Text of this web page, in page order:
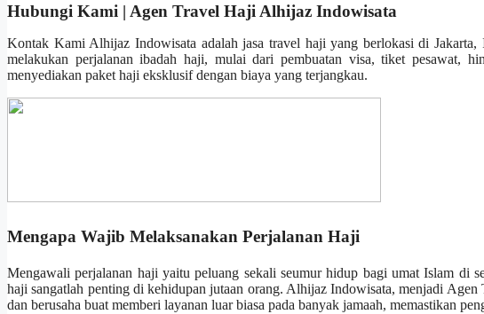
Hubungi Kami | Agen Travel Haji Alhijaz Indowisata
Kontak Kami Alhijaz Indowisata adalah jasa travel haji yang berlokasi di Jakarta,
melakukan perjalanan ibadah haji, mulai dari pembuatan visa, tiket pesawat,
menyediakan paket haji eksklusif dengan biaya yang terjangkau.
Mengapa Wajib Melaksanakan Perjalanan Haji
Mengawali perjalanan haji yaitu peluang sekali seumur hidup bagi umat Islam di
haji sangatlah penting di kehidupan jutaan orang. Alhijaz Indowisata, menjadi
dan berusaha buat memberi layanan luar biasa pada banyak jamaah, memastikan